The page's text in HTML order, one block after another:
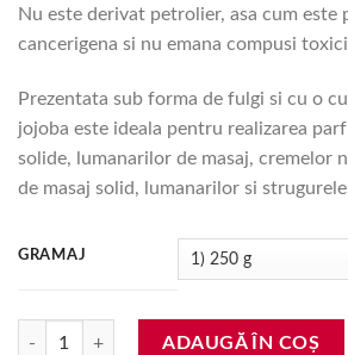
Nu este derivat petrolier, asa cum este
cancerigena si nu emana compusi
Prezentata sub forma de fulgi si cu o
jojoba este ideala pentru realizarea
solide, lumanarilor de masaj, cremelor
de masaj solid, lumanarilor si
GRAMAJ
Cantitate Ceara de jojoba
ADAUGĂ ÎN COȘ